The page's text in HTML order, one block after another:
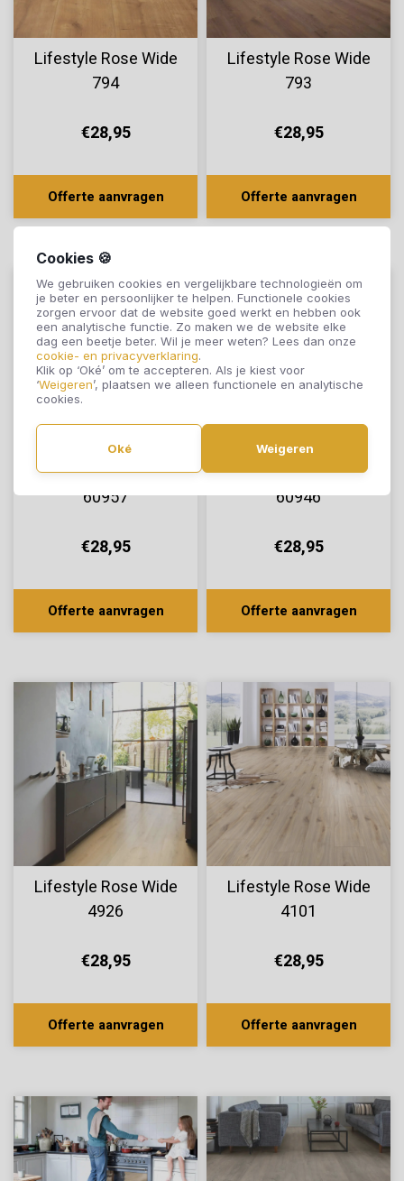
Cookies 🍪
We gebruiken cookies en vergelijkbare technologieën om
je beter en persoonlijker te helpen. Functionele cookies
zorgen ervoor dat de website goed werkt en hebben ook
een analytische functie. Zo maken we de website elke
dag een beetje beter. Wil je meer weten? Lees dan onze
cookie- en privacyverklaring.
Klik op ‘Oké’ om te accepteren. Als je kiest voor
‘Weigeren’, plaatsen we alleen functionele en analytische
cookies.
Oké Weigeren
Lifestyle Rose Wide
794
€28,95
Offerte aanvragen
Lifestyle Rose Wide
793
€28,95
Offerte aanvragen
Lifestyle Rose Wide
60957
€28,95
Offerte aanvragen
Lifestyle Rose Wide
60946
€28,95
Offerte aanvragen
Lifestyle Rose Wide
4926
€28,95
Offerte aanvragen
Lifestyle Rose Wide
4101
€28,95
Offerte aanvragen